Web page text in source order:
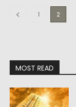
1 2
MOST READ